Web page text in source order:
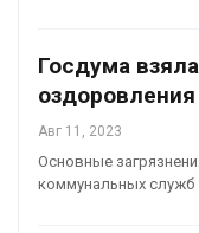
Госдума
Авг 11, 2023
Основные
коммунальных служб